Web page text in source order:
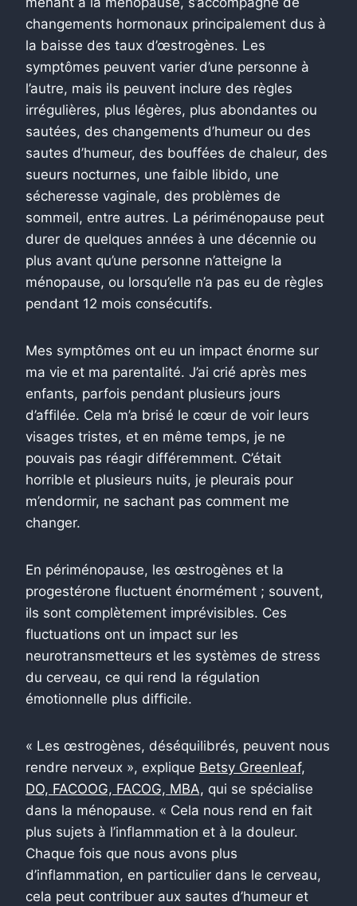
changements hormonaux principalement dus à
la baisse des taux d’œstrogènes. Les
symptômes peuvent varier d’une personne à
l’autre, mais ils peuvent inclure des règles
irrégulières, plus légères, plus abondantes ou
sautées, des changements d’humeur ou des
sautes d’humeur, des bouffées de chaleur, des
sueurs nocturnes, une faible libido, une
sécheresse vaginale, des problèmes de
sommeil, entre autres. La périménopause peut
durer de quelques années à une décennie ou
plus avant qu’une personne n’atteigne la
ménopause, ou lorsqu’elle n’a pas eu de règles
pendant 12 mois consécutifs.
Mes symptômes ont eu un impact énorme sur
ma vie et ma parentalité. J’ai crié après mes
enfants, parfois pendant plusieurs jours
d’affilée. Cela m’a brisé le cœur de voir leurs
visages tristes, et en même temps, je ne
pouvais pas réagir différemment. C’était
horrible et plusieurs nuits, je pleurais pour
m’endormir, ne sachant pas comment me
changer.
En périménopause, les œstrogènes et la
progestérone fluctuent énormément ; souvent,
ils sont complètement imprévisibles. Ces
fluctuations ont un impact sur les
neurotransmetteurs et les systèmes de stress
du cerveau, ce qui rend la régulation
émotionnelle plus difficile.
« Les œstrogènes, déséquilibrés, peuvent nous
rendre nerveux », explique Betsy Greenleaf,
DO, FACOOG, FACOG, MBA, qui se spécialise
dans la ménopause. « Cela nous rend en fait
plus sujets à l’inflammation et à la douleur.
Chaque fois que nous avons plus
d’inflammation, en particulier dans le cerveau,
cela peut contribuer aux sautes d’humeur et